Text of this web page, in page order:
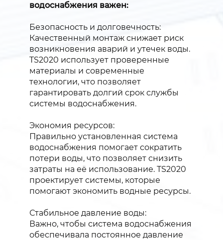
водоснабжения важен:
Безопасность и долговечность:
Качественный монтаж снижает риск
возникновения аварий и утечек воды.
TS2020 использует проверенные
материалы и современные
технологии, что позволяет
гарантировать долгий срок службы
системы водоснабжения.
Экономия ресурсов:
Правильно установленная система
водоснабжения помогает сократить
потери воды, что позволяет снизить
затраты на её использование. TS2020
проектирует системы, которые
помогают экономить водные ресурсы.
Стабильное давление воды:
Важно, чтобы система водоснабжения
обеспечивала постоянное давление